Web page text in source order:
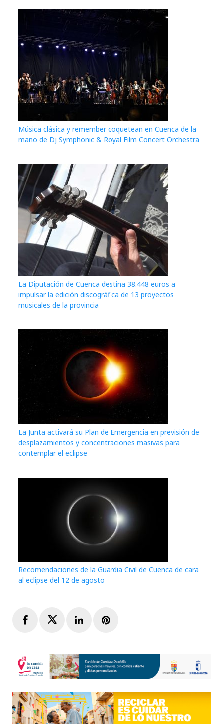
Música clásica y remember coquetean en Cuenca de la
mano de Dj Symphonic & Royal Film Concert Orchestra
La Diputación de Cuenca destina 38.448 euros a
impulsar la edición discográfica de 13 proyectos
musicales de la provincia
La Junta activará su Plan de Emergencia en previsión de
desplazamientos y concentraciones masivas para
contemplar el eclipse
Recomendaciones de la Guardia Civil de Cuenca de cara
al eclipse del 12 de agosto
FacebookTwitterLinkedInPinterest